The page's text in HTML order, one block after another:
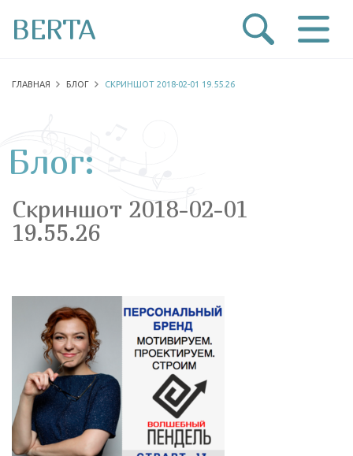
BERTA
ГЛАВНАЯ БЛОГ СКРИНШОТ 2018-02-01 19.55.26
Блог:
Скриншот 2018-02-01
19.55.26